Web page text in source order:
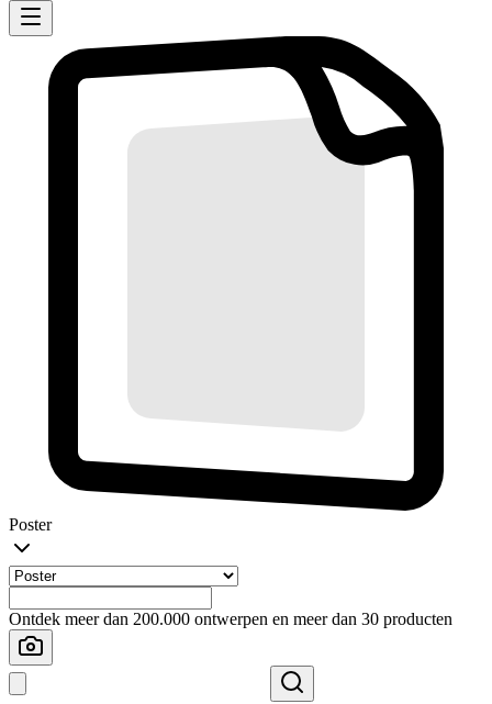
Poster
Ontdek meer dan 200.000 ontwerpen en meer dan 30 producten